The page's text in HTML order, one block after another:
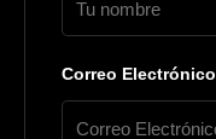
Correo Electrónico